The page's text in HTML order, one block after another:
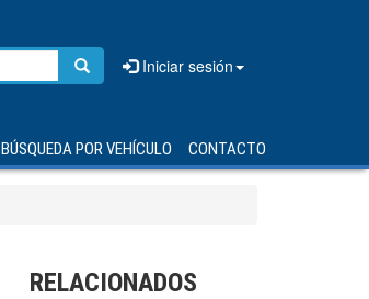
Iniciar sesión
BÚSQUEDA POR VEHÍCULO CONTACTO
RELACIONADOS